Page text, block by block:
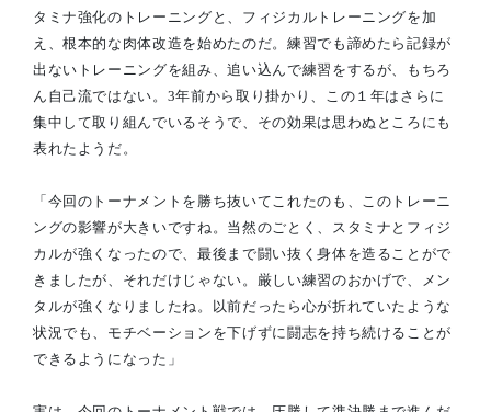
タミナ強化のトレーニングと、フィジカルトレーニングを加
え、根本的な肉体改造を始めたのだ。練習でも諦めたら記録が
出ないトレーニングを組み、追い込んで練習をするが、もちろ
ん自己流ではない。3年前から取り掛かり、この１年はさらに
集中して取り組んでいるそうで、その効果は思わぬところにも
表れたようだ。
「今回のトーナメントを勝ち抜いてこれたのも、このトレーニ
ングの影響が大きいですね。当然のごとく、スタミナとフィジ
カルが強くなったので、最後まで闘い抜く身体を造ることがで
きましたが、それだけじゃない。厳しい練習のおかげで、メン
タルが強くなりましたね。以前だったら心が折れていたような
状況でも、モチベーションを下げずに闘志を持ち続けることが
できるようになった」